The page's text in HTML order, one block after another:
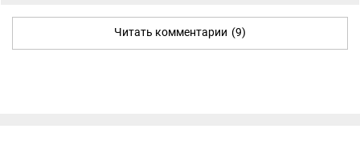
Читать комментарии (9)